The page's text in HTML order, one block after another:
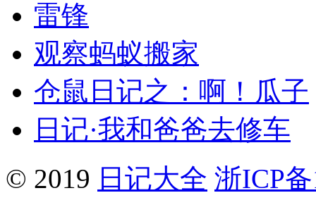
雷锋
观察蚂蚁搬家
仓鼠日记之：啊！瓜子
日记·我和爸爸去修车
© 2019 日记大全 浙ICP